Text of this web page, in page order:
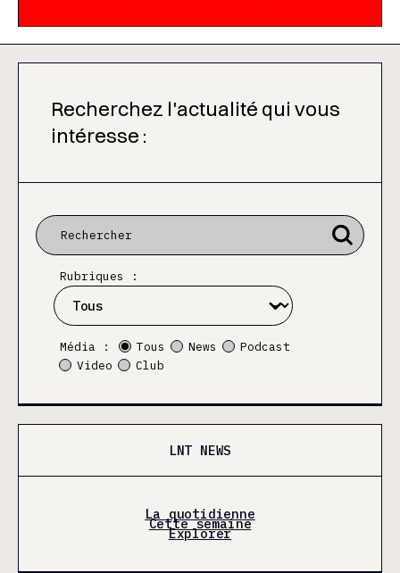
Recherchez l'actualité qui vous
intéresse :
Rubriques :
Média : Tous News
Podcast
Video
Club
LNT NEWS
La quotidienne
Cette semaine
Explorer